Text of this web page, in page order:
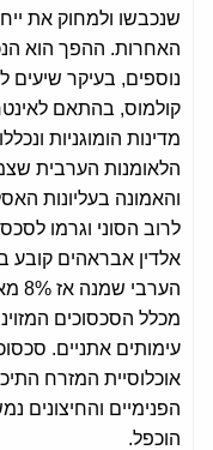
שנכבשו ולמחוק את
האחרות. ההפך הוא
נוספים, בעיקר שיעים
קולמוס, בהתאם
מדינות הומוגניות
הלאומנות הערבית
והאמונה בעליונות
לרוב הסוני וגרמו
הפנימיים והחיצונים
הוכפל.